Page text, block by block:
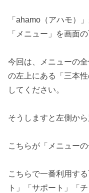
「ahamo（アハモ）
「メニュー」を画面
今回は、メニューの
の左上にある「三本
してください。
そうしますと左側か
こちらが「メニュー
こちらで一番利用す
ト」「サポート」「